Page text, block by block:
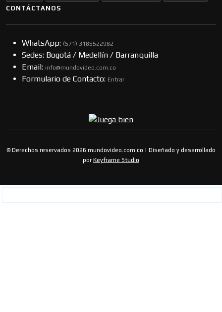
CONTÁCTANOS
WhatsApp: (57​​1) 3185522982
Sedes: Bogotá / Medellín / Barranquilla
Email: info@mundovideo.com.co
Formulario de Contacto: Entrar
© Derechos reservados 2026 mundovideo.com.co | Diseñado y desarrollado
por Keyframe Studio